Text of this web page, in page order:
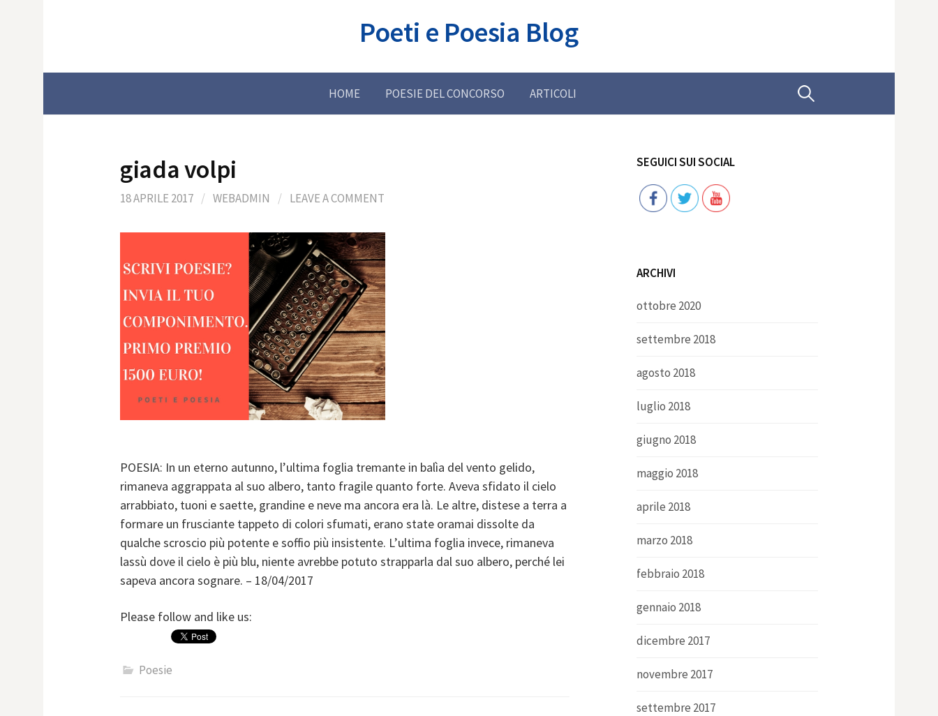
Poeti e Poesia Blog
HOME POESIE DEL CONCORSO ARTICOLI Ricerca
giada volpi
18 APRILE 2017 / WEBADMIN / LEAVE A COMMENT
POESIA: In un eterno autunno, l’ultima foglia tremante in balìa del vento gelido,
rimaneva aggrappata al suo albero, tanto fragile quanto forte. Aveva sfidato il cielo
arrabbiato, tuoni e saette, grandine e neve ma ancora era là. Le altre, distese a terra a
formare un frusciante tappeto di colori sfumati, erano state oramai dissolte da
qualche scroscio più potente e soffio più insistente. L’ultima foglia invece, rimaneva
lassù dove il cielo è più blu, niente avrebbe potuto strapparla dal suo albero, perché lei
sapeva ancora sognare. – 18/04/2017
Please follow and like us:
Poesie
SEGUICI SUI SOCIAL
Follow
ARCHIVI
ottobre 2020
settembre 2018
agosto 2018
luglio 2018
giugno 2018
maggio 2018
aprile 2018
marzo 2018
febbraio 2018
gennaio 2018
dicembre 2017
novembre 2017
settembre 2017